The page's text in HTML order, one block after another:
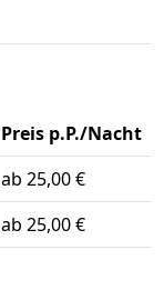
Preis p.P./Nacht
ab 25,00 €
ab 25,00 €